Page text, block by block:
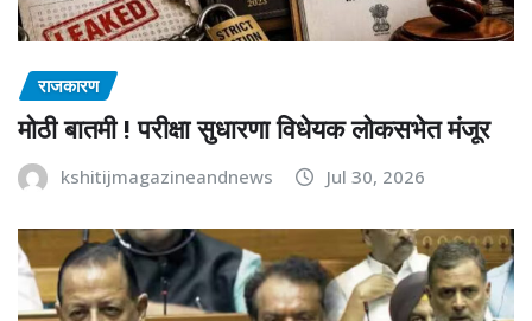
राजकारण
मोठी बातमी ! परीक्षा सुधारणा विधेयक लोकसभेत मंजूर
kshitijmagazineandnews Jul 30, 2026